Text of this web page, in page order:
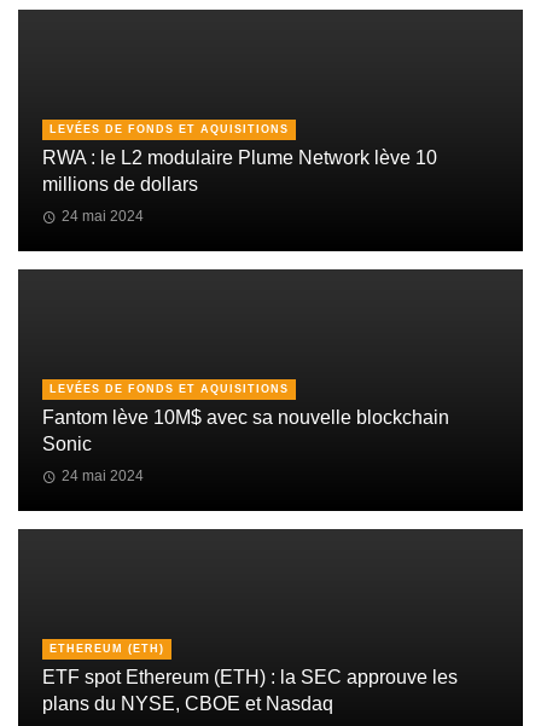
LEVÉES DE FONDS ET AQUISITIONS
RWA : le L2 modulaire Plume Network lève 10
millions de dollars
24 mai 2024
LEVÉES DE FONDS ET AQUISITIONS
Fantom lève 10M$ avec sa nouvelle blockchain
Sonic
24 mai 2024
ETHEREUM (ETH)
ETF spot Ethereum (ETH) : la SEC approuve les
plans du NYSE, CBOE et Nasdaq